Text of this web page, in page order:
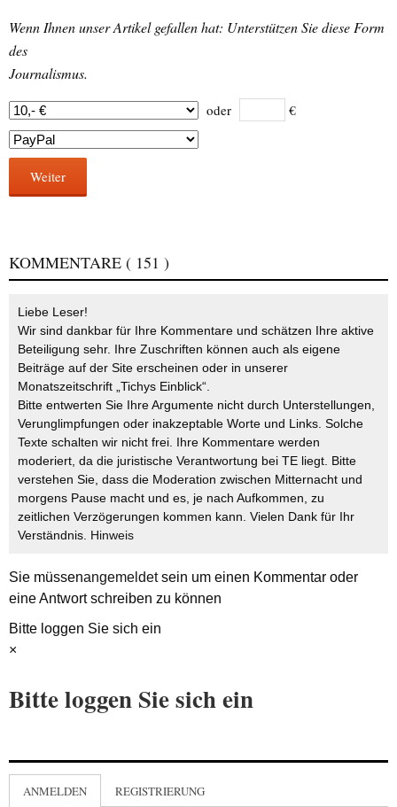
Wenn Ihnen unser Artikel gefallen hat: Unterstützen Sie diese Form
des
Journalismus.
oder €
Weiter
KOMMENTARE ( 151 )
Liebe Leser!
Wir sind dankbar für Ihre Kommentare und schätzen Ihre aktive
Beteiligung sehr. Ihre Zuschriften können auch als eigene
Beiträge auf der Site erscheinen oder in unserer
Monatszeitschrift „Tichys Einblick“.
Bitte entwerten Sie Ihre Argumente nicht durch Unterstellungen,
Verunglimpfungen oder inakzeptable Worte und Links. Solche
Texte schalten wir nicht frei. Ihre Kommentare werden
moderiert, da die juristische Verantwortung bei TE liegt. Bitte
verstehen Sie, dass die Moderation zwischen Mitternacht und
morgens Pause macht und es, je nach Aufkommen, zu
zeitlichen Verzögerungen kommen kann. Vielen Dank für Ihr
Verständnis. Hinweis
Sie müssenangemeldetsein um einen Kommentar oder
eine Antwort schreiben zu können
Bitte loggen Sie sich ein
×
Bitte loggen Sie sich ein
ANMELDEN REGISTRIERUNG